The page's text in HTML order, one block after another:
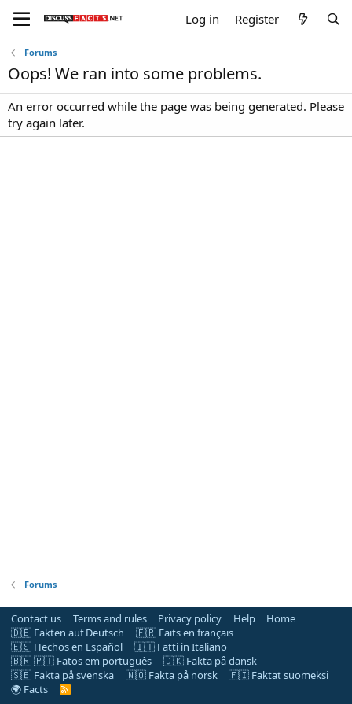
Log in Register
Forums
Oops! We ran into some problems.
An error occurred while the page was being generated. Please
try again later.
Forums
Contact us Terms and rules Privacy policy Help
Home
🇩🇪 Fakten auf Deutsch
🇫🇷 Faits en français
🇪🇸 Hechos en Español
🇮🇹 Fatti in Italiano
🇧🇷 🇵🇹 Fatos em português
🇩🇰 Fakta på dansk
🇸🇪 Fakta på svenska
🇳🇴 Fakta på norsk
🇫🇮 Faktat suomeksi
🌍 Facts
R